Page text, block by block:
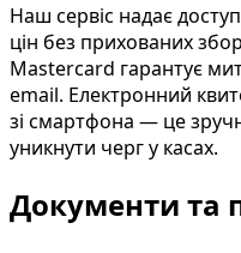
Наш сервіс надає
цін без прихованих
Mastercard гарантує
email. Електронний
зі смартфона — це
уникнути черг у касах.
Документи та